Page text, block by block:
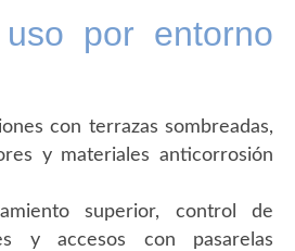
por entorno
con terrazas sombreadas,
y materiales anticorrosión
superior, control de
y accesos con pasarelas